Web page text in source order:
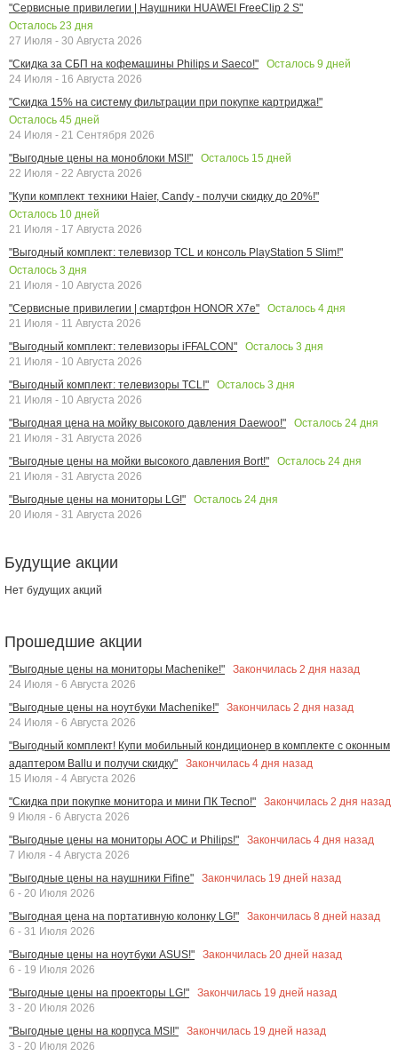
"Сервисные привилегии | Наушники HUAWEI FreeClip 2 S"
Осталось 23 дня
27 Июля - 30 Августа 2026
"Скидка за СБП на кофемашины Philips и Saeco!"
Осталось 9 дней
24 Июля - 16 Августа 2026
"Скидка 15% на систему фильтрации при покупке картриджа!"
Осталось 45 дней
24 Июля - 21 Сентября 2026
"Выгодные цены на моноблоки MSI!"
Осталось 15 дней
22 Июля - 22 Августа 2026
"Купи комплект техники Haier, Candy - получи скидку до 20%!"
Осталось 10 дней
21 Июля - 17 Августа 2026
"Выгодный комплект: телевизор TCL и консоль PlayStation 5 Slim!"
Осталось 3 дня
21 Июля - 10 Августа 2026
"Сервисные привилегии | смартфон HONOR X7e"
Осталось 4 дня
21 Июля - 11 Августа 2026
"Выгодный комплект: телевизоры iFFALCON"
Осталось 3 дня
21 Июля - 10 Августа 2026
"Выгодный комплект: телевизоры TCL!"
Осталось 3 дня
21 Июля - 10 Августа 2026
"Выгодная цена на мойку высокого давления Daewoo!"
Осталось 24 дня
21 Июля - 31 Августа 2026
"Выгодные цены на мойки высокого давления Bort!"
Осталось 24 дня
21 Июля - 31 Августа 2026
"Выгодные цены на мониторы LG!"
Осталось 24 дня
20 Июля - 31 Августа 2026
Будущие акции
Нет будущих акций
Прошедшие акции
"Выгодные цены на мониторы Machenike!" Закончилась 2 дня назад
24 Июля - 6 Августа 2026
"Выгодные цены на ноутбуки Machenike!"
Закончилась 2 дня назад
24 Июля - 6 Августа 2026
"Выгодный комплект! Купи мобильный кондиционер в комплекте с оконным
адаптером Ballu и получи скидку"
Закончилась 4 дня назад
15 Июля - 4 Августа 2026
"Скидка при покупке монитора и мини ПК Tecno!"
Закончилась 2 дня назад
9 Июля - 6 Августа 2026
"Выгодные цены на мониторы AOC и Philips!"
Закончилась 4 дня назад
7 Июля - 4 Августа 2026
"Выгодные цены на наушники Fifine"
Закончилась 19 дней назад
6 - 20 Июля 2026
"Выгодная цена на портативную колонку LG!"
Закончилась 8 дней назад
6 - 31 Июля 2026
"Выгодные цены на ноутбуки ASUS!"
Закончилась 20 дней назад
6 - 19 Июля 2026
"Выгодные цены на проекторы LG!"
Закончилась 19 дней назад
3 - 20 Июля 2026
"Выгодные цены на корпуса MSI!"
Закончилась 19 дней назад
3 - 20 Июля 2026